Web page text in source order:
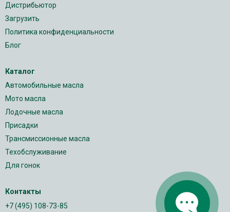
Дистрибьютор
Загрузить
Политика конфиденциальности
Блог
Каталог
Автомобильные масла
Мото масла
Лодочные масла
Присадки
Трансмиссионные масла
Техобслуживание
Для гонок
Контакты
+7 (495) 108-73-85